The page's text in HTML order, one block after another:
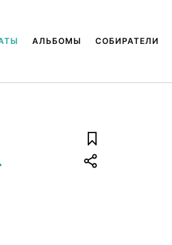
АЛЬБОМЫ СОБИРАТЕЛИ